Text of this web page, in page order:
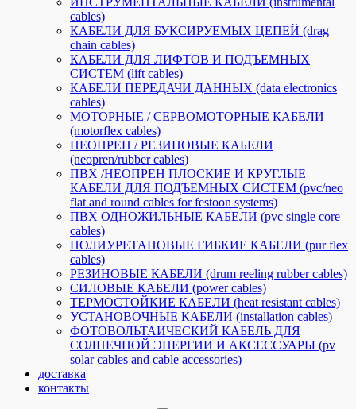
cables)
КАБЕЛИ ДЛЯ БУКСИРУЕМЫХ ЦЕПЕЙ (drag
chain cables)
КАБЕЛИ ДЛЯ ЛИФТОВ И ПОДЪЕМНЫХ
СИСТЕМ (lift cables)
КАБЕЛИ ПЕРЕДАЧИ ДАННЫХ (data electronics
cables)
МОТОРНЫЕ / СЕРВОМОТОРНЫЕ КАБЕЛИ
(motorflex cables)
НЕОПРЕН / РЕЗИНОВЫЕ КАБЕЛИ
(neopren/rubber cables)
ПВХ /НЕОПРЕН ПЛОСКИЕ И КРУГЛЫЕ
КАБЕЛИ ДЛЯ ПОДЪЕМНЫХ СИСТЕМ (pvc/neo
flat and round cables for festoon systems)
ПВХ ОДНОЖИЛЬНЫЕ КАБЕЛИ (pvc single core
cables)
ПОЛИУРЕТАНОВЫЕ ГИБКИЕ КАБЕЛИ (pur flex
cables)
РЕЗИНОВЫЕ КАБЕЛИ (drum reeling rubber cables)
СИЛОВЫЕ КАБЕЛИ (power cables)
ТЕРМОСТОЙКИЕ КАБЕЛИ (heat resistant cables)
УСТАНОВОЧНЫЕ КАБЕЛИ (installation cables)
ФОТОВОЛЬТАИЧЕСКИЙ КАБЕЛЬ ДЛЯ
СОЛНЕЧНОЙ ЭНЕРГИИ И АКСЕССУАРЫ (pv
solar cables and cable accessories)
доставка
контакты